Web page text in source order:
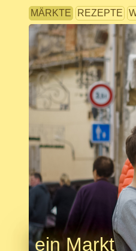
MÄRKTE REZEPTE
ein Markt